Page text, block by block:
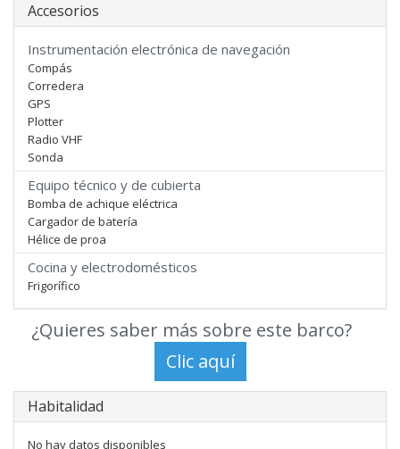
Accesorios
Instrumentación electrónica de navegación
Compás
Corredera
GPS
Plotter
Radio VHF
Sonda
Equipo técnico y de cubierta
Bomba de achique eléctrica
Cargador de batería
Hélice de proa
Cocina y electrodomésticos
Frigorífico
¿Quieres saber más sobre este barco?
Habitalidad
No hay datos disponibles